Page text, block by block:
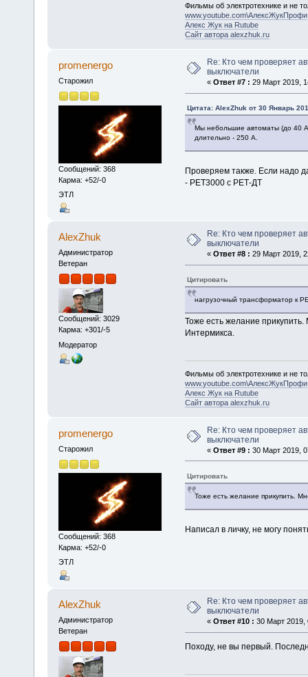
Фильмы об электротехнике и не
www.youtube.com\АлексЖукПрофи
Алекс Жук на Rutube
Сайт автора alexzhuk.ru
promenergo
Старожил
Сообщений: 368
Карма: +52/-0
ЭТЛ
Re: Кто чем проверяет
выключатели
« Ответ #7 : 29 Март 2019,
Цитата: AlexZhuk от 30 Январь
Мы небольшие автоматы (до 40
длительно - 250 А.
Проверяем также. Если надо
- РЕТ3000 с РЕТ-ДТ
AlexZhuk
Администратор
Ветеран
Сообщений: 3029
Карма: +301/-5
Модератор
Re: Кто чем проверяет
выключатели
« Ответ #8 : 29 Март 2019,
Цитировать
нагрузочный трансформатор к
Тоже есть желание
Интермикса.
Фильмы об электротехнике и не
www.youtube.com\АлексЖукПрофи
Алекс Жук на Rutube
Сайт автора alexzhuk.ru
promenergo
Старожил
Сообщений: 368
Карма: +52/-0
ЭТЛ
Re: Кто чем проверяет
выключатели
« Ответ #9 : 30 Март 2019,
Цитировать
Тоже есть желание прикупить.
Написал в личку, не могу
AlexZhuk
Администратор
Ветеран
Re: Кто чем проверяет
выключатели
« Ответ #10 : 30 Март 2019,
Походу, не вы первый.